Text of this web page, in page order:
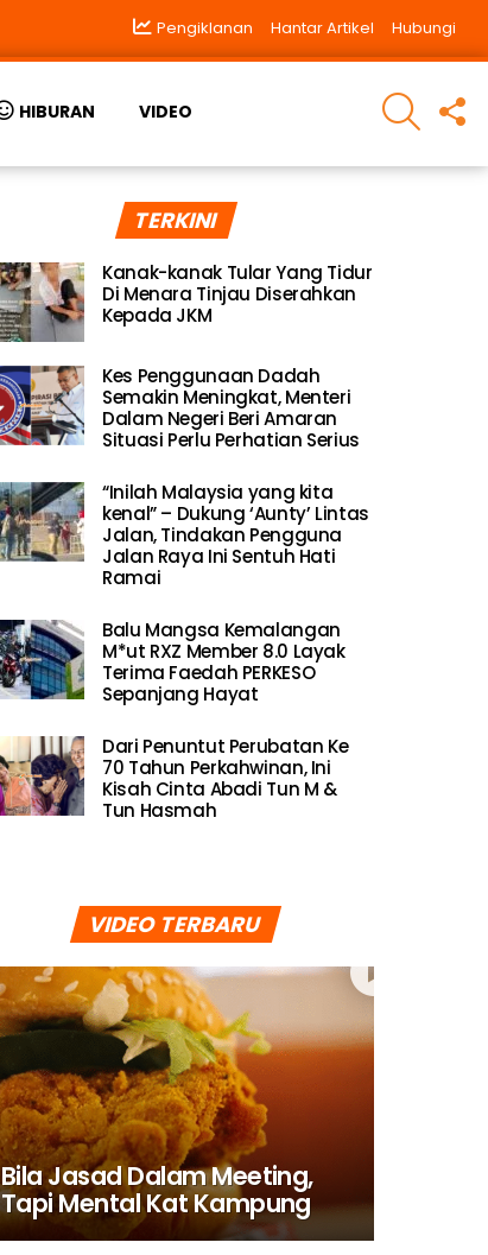
Pengiklanan Hantar Artikel Hubungi
HIBURAN VIDEO
SEARCH
TERKINI
Kanak-kanak Tular Yang Tidur
Di Menara Tinjau Diserahkan
Kepada JKM
Kes Penggunaan Dadah
Semakin Meningkat, Menteri
Dalam Negeri Beri Amaran
Situasi Perlu Perhatian Serius
“Inilah Malaysia yang kita
kenal” – Dukung ‘Aunty’ Lintas
Jalan, Tindakan Pengguna
Jalan Raya Ini Sentuh Hati
Ramai
Balu Mangsa Kemalangan
M*ut RXZ Member 8.0 Layak
Terima Faedah PERKESO
Sepanjang Hayat
Dari Penuntut Perubatan Ke
70 Tahun Perkahwinan, Ini
Kisah Cinta Abadi Tun M &
Tun Hasmah
VIDEO TERBARU
Bila Jasad Dalam Meeting,
Tapi Mental Kat Kampung